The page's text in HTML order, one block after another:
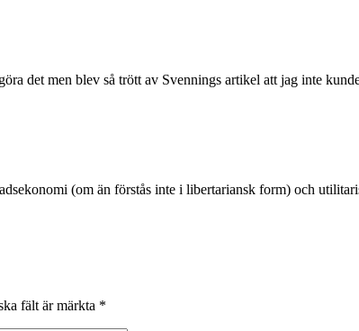
det men blev så trött av Svennings artikel att jag inte
(om än förstås inte i libertariansk form) och
fält är märkta *